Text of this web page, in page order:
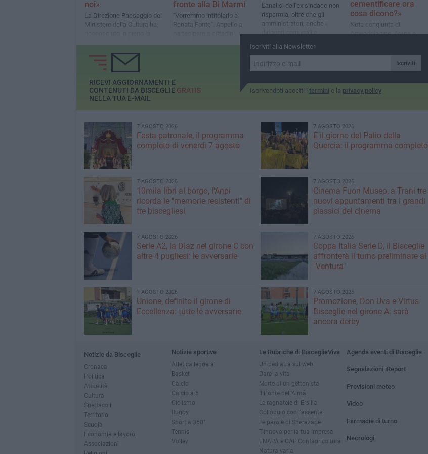
noi»
La Direzione Paesaggio del
Ministero della Cultura ha
fondatezza dell'opposizione
del gruppo alla lottizzazione
fronte alla Bi Marmi
"Vorremmo intitolarlo a
Renata Fonte". Appello a
associazioni, terzo settore e
L'analisi dell'ex sindaco non
risparmia, oltre che gli
amministratori, anche i
dirigenti comunali e
regionali
cementificare ora
cosa dicono?»
Nota congiunta di
Amendolagine, Arena e
Iscriviti alla Newsletter
Iscriviti
Iscrivendoti accetti i termini e la privacy policy
RICEVI AGGIORNAMENTI E
CONTENUTI DA BISCEGLIE GRATIS
NELLA TUA E-MAIL
7 AGOSTO 2026
Festa patronale, il programma
completo di venerdì 7 agosto
7 AGOSTO 2026
È il giorno del Palio della
Quercia: il programma completo
7 AGOSTO 2026
10mila libri al borgo, l'Anpi
ricorda le "memorie resistenti" di
tre biscegliesi
7 AGOSTO 2026
Cinema Fuori Museo, a Trani tre
nuovi appuntamenti tra i grandi
classici del cinema
7 AGOSTO 2026
Serie A2, la Diaz nel girone C con
altre 4 pugliesi: le avversarie
7 AGOSTO 2026
Coppa Italia Serie D, il Bisceglie
affronterà il turno preliminare al
"Ventura"
7 AGOSTO 2026
Unione, definito il girone di
Eccellenza: tutte le avversarie
7 AGOSTO 2026
Promozione, Don Uva e Virtus
Bisceglie nel girone A: sarà
ancora derby
Notizie da Bisceglie
Cronaca
Politica
Attualità
Cultura
Spettacoli
Territorio
Scuola
Economia e lavoro
Associazioni
Notizie sportive
Atletica leggera
Basket
Calcio
Calcio a 5
Ciclismo
Rugby
Sport a 360°
Tennis
Volley
Le Rubriche di BisceglieViva
Un pediatra sul web
Dare la vita
Morte di un gettonista
Il Ponte dell'Almà
Le ragnatele di Ersilia
Colloquio con l'assente
Le parole di Sherazade
T-innova per la tua impresa
ENAPA e CAF Confagricoltura
Natura varia
Agenda eventi di Bisceglie
Segnalazioni iReport
Previsioni meteo
Video
Farmacie di turno
Necrologi